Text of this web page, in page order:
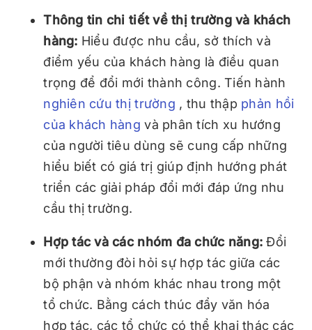
Thông tin chi tiết về thị trường và khách
hàng: Hiểu được nhu cầu, sở thích và
điểm yếu của khách hàng là điều quan
trọng để đổi mới thành công. Tiến hành
nghiên cứu thị trường , thu thập phản hồi
của khách hàng và phân tích xu hướng
của người tiêu dùng sẽ cung cấp những
hiểu biết có giá trị giúp định hướng phát
triển các giải pháp đổi mới đáp ứng nhu
cầu thị trường.
Hợp tác và các nhóm đa chức năng: Đổi
mới thường đòi hỏi sự hợp tác giữa các
bộ phận và nhóm khác nhau trong một
tổ chức. Bằng cách thúc đẩy văn hóa
hợp tác, các tổ chức có thể khai thác các